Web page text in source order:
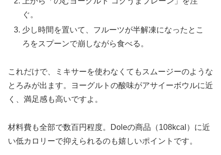
ぐ。
少し時間を置いて、フルーツが半解凍になったとこ
ろをスプーンで崩しながら食べる。
これだけで、ミキサーを使わなくてもスムージーのような
とろみが出ます。ヨーグルトの酸味がアサイーボウルに近
く、満足感も高いですよ。
材料費も全部で数百円程度。Doleの商品（108kcal）に近
い低カロリーで抑えられるのも嬉しいポイントです。